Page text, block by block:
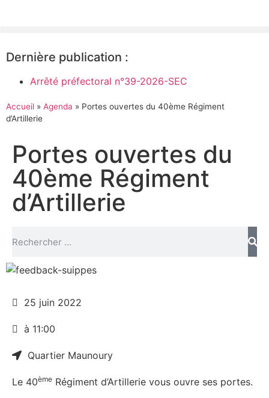
Dernière publication :
Arrêté préfectoral n°39-2026-SEC
Accueil » Agenda » Portes ouvertes du 40ème Régiment
d’Artillerie
Portes ouvertes du
40ème Régiment
d’Artillerie
Le 40ème Régiment d’Artillerie vous ouvre ses portes.
25 juin 2022
à 11:00
Quartier Maunoury